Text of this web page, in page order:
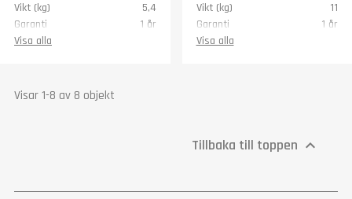
Vikt (kg)
5,4
Garanti
1 år
Visa alla
Vikt (kg)
11
Garanti
1 år
Visa alla
Visar 1-8 av 8 objekt
Tillbaka till toppen 